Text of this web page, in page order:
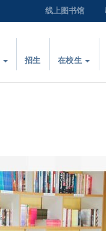
线上图书馆
招生 在校生